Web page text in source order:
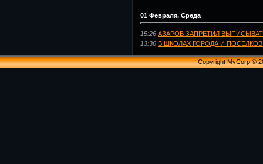
01 Февраля, Среда
15:26 АЗАРОВ ЗАПРЕТИЛ
13:36 В ШКОЛАХ ГОРОДА И
Copyright MyCorp ©